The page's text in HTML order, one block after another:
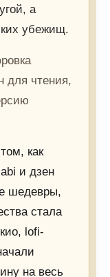
а
убежищ.
для чтения,
как
и дзен
шедевры,
стала
lofi-
на весь